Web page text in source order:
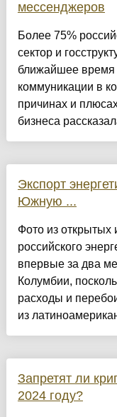
мессенджеров
Более 75%
сектор и
ближайшее время
коммуникации в
причинах и
бизнеса
Экспорт
Южную ...
Фото из открытых
российского
впервые за два
Колумбии,
расходы и
из
Запретят ли
2024 году?